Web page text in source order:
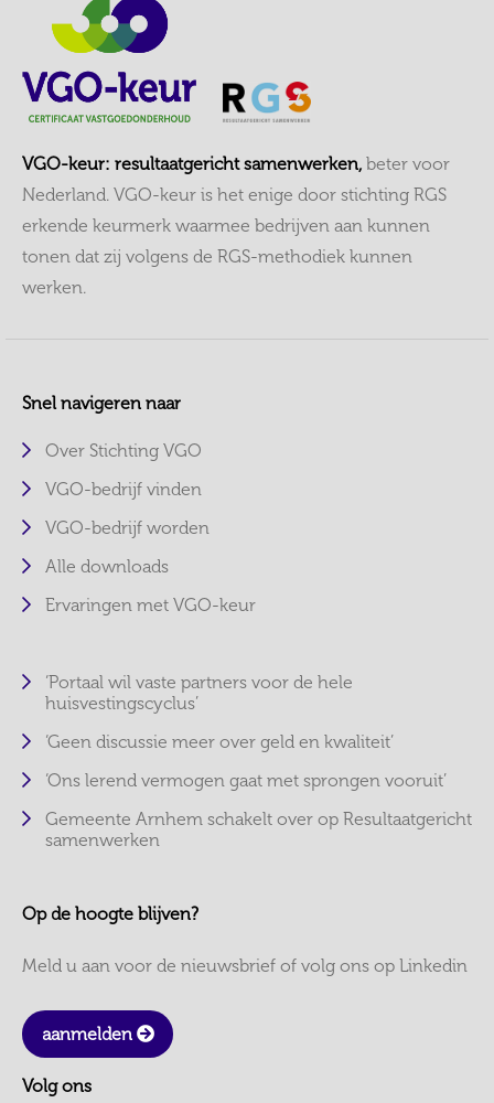
VGO-keur: resultaatgericht samenwerken, beter voor
Nederland. VGO-keur is het enige door stichting RGS
erkende keurmerk waarmee bedrijven aan kunnen
tonen dat zij volgens de RGS-methodiek kunnen
werken.
Snel navigeren naar
Over Stichting VGO
VGO-bedrijf vinden
VGO-bedrijf worden
Alle downloads
Ervaringen met VGO-keur
‘Portaal wil vaste partners voor de hele
huisvestingscyclus’
‘Geen discussie meer over geld en kwaliteit’
‘Ons lerend vermogen gaat met sprongen vooruit’
Gemeente Arnhem schakelt over op Resultaatgericht
samenwerken
Op de hoogte blijven?
Meld u aan voor de nieuwsbrief of volg ons op Linkedin
aanmelden
Volg ons